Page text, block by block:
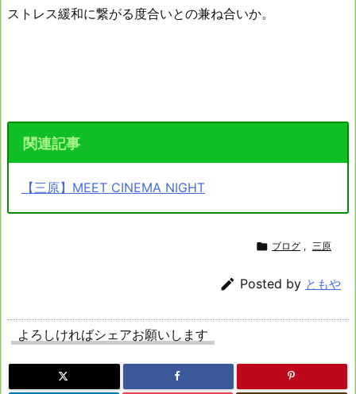
ストレス緩和に繋がる度合いとの兼ね合いか。
関連記事
【三原】MEET CINEMA NIGHT
 ブログ , 三原
 Posted by ともや
よろしければシェアお願いします